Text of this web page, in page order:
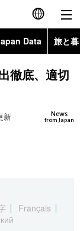
English
简体字
Русский
Data 旅と
Topics
徹底、適切
News
from Japan
新
Français